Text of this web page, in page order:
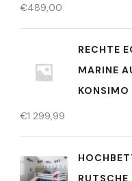
€489,00
RECHTE
MARINE
KONSIMO
€1 299,99
RUTSCHE